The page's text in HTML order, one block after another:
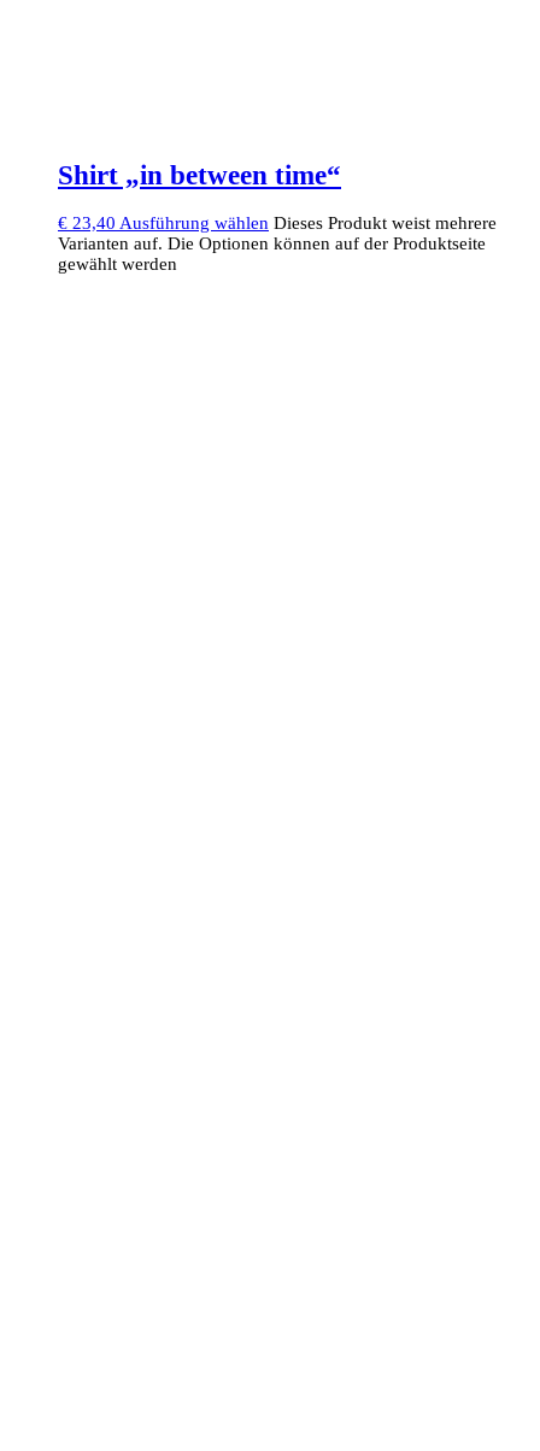
Shirt „in between time“
€ 23,40 Ausführung wählen Dieses Produkt weist mehrere
Varianten auf. Die Optionen können auf der Produktseite
gewählt werden